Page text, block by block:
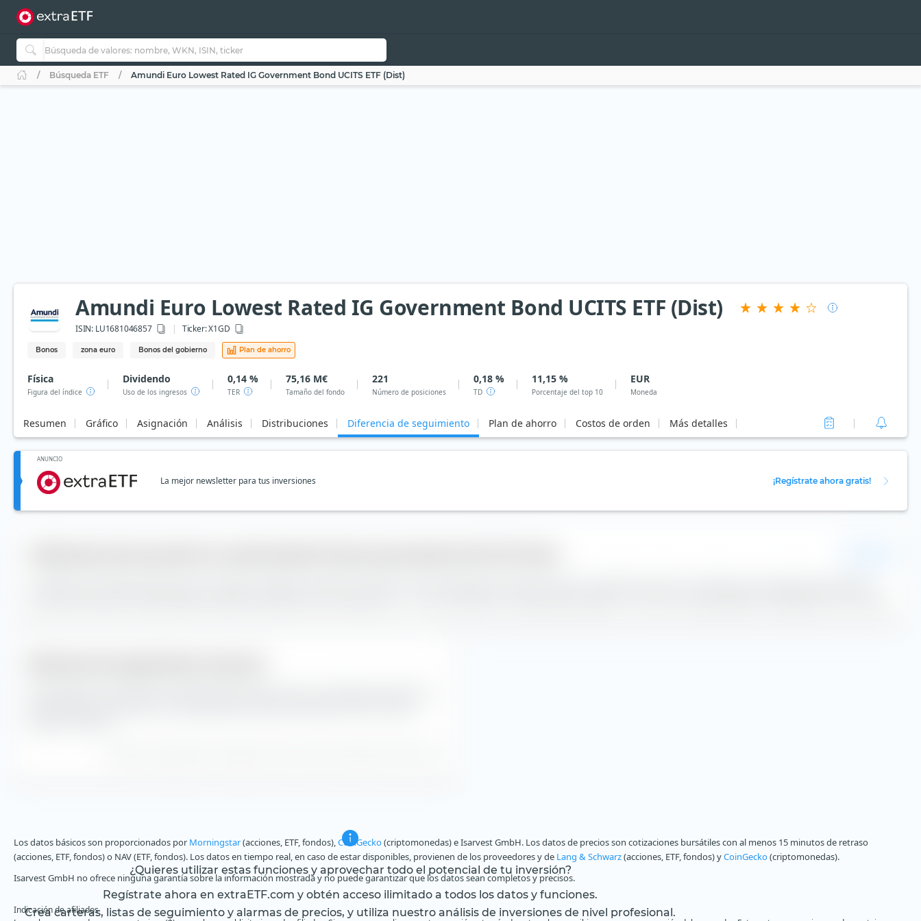
Búsqueda ETF Amundi Euro Lowest Rated IG Government Bond UCITS ETF (Dist)
Amundi Euro Lowest Rated IG Government Bond UCITS ETF (Dist)
ISIN: LU1681046857 Ticker:X1GD
Bonos zona euro Bonos del gobierno Plan de ahorro
Física
Figura del índice
Dividendo
Uso de los ingresos
0,14 %
TER
75,16 M€
Tamaño del fondo
221
Número de posiciones
0,18 %
TD
11,15 %
Porcentaje del top 10
EUR
Moneda
Resumen Gráfico Asignación Análisis Distribuciones Diferencia de seguimiento Plan de ahorro Costos de orden Más detalles
ANUNCIO
La mejor newsletter para tus inversiones ¡Regístrate ahora gratis!
¿Quieres utilizar estas funciones y aprovechar todo el potencial de tu inversión?
Regístrate ahora en extraETF.com y obtén acceso ilimitado a todos los datos y funciones.
Crea carteras, listas de seguimiento y alarmas de precios, y utiliza nuestro análisis de inversiones de nivel profesional.
Los datos básicos son proporcionados por Morningstar(acciones, ETF, fondos),CoinGecko(criptomonedas) e Isarvest GmbH. Los datos de precios son cotizaciones bursátiles con al menos 15 minutos de retraso
(acciones, ETF, fondos) o NAV (ETF, fondos). Los datos en tiempo real, en caso de estar disponibles, provienen de los proveedores y de Lang & Schwarz(acciones, ETF, fondos) yCoinGecko(criptomonedas).
Isarvest GmbH no ofrece ninguna garantía sobre la información mostrada y no puede garantizar que los datos sean completos y precisos.
Indicación de afiliados